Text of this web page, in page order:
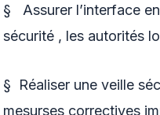
§
Assurer l’interface
sécurité , les autorités
§ Réaliser une veille
mesurses correctives